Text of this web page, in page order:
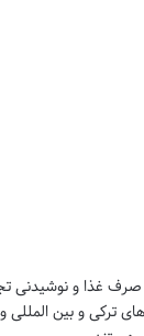
صرف غذا و